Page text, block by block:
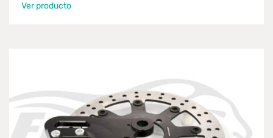
Ver producto